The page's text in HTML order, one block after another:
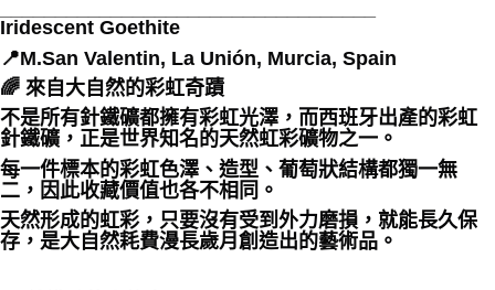
Iridescent Goethite
📍M.San Valentin, La Unión, Murcia, Spain
🌈 來自大自然的彩虹奇蹟
不是所有針鐵礦都擁有彩虹光澤，而西班牙出產的彩虹
針鐵礦，正是世界知名的天然虹彩礦物之一。
每一件標本的彩虹色澤、造型、葡萄狀結構都獨一無
二，因此收藏價值也各不相同。
天然形成的虹彩，只要沒有受到外力磨損，就能長久保
存，是大自然耗費漫長歲月創造出的藝術品。